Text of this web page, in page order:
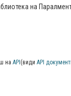
на
на API (види API